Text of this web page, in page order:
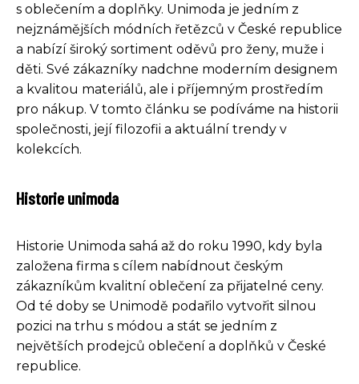
s oblečením a doplňky. Unimoda je jedním z
nejznámějších módních řetězců v České republice
a nabízí široký sortiment oděvů pro ženy, muže i
děti. Své zákazníky nadchne moderním designem
a kvalitou materiálů, ale i příjemným prostředím
pro nákup. V tomto článku se podíváme na historii
společnosti, její filozofii a aktuální trendy v
kolekcích.
Historie unimoda
Historie Unimoda sahá až do roku 1990, kdy byla
založena firma s cílem nabídnout českým
zákazníkům kvalitní oblečení za přijatelné ceny.
Od té doby se Unimodě podařilo vytvořit silnou
pozici na trhu s módou a stát se jedním z
největších prodejců oblečení a doplňků v České
republice.